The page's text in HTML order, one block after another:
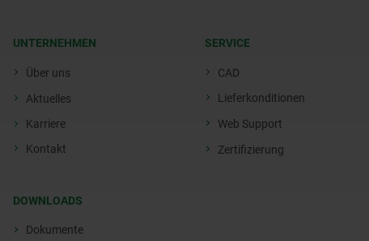
UNTERNEHMEN
Über uns
Aktuelles
Karriere
Kontakt
DOWNLOADS
Dokumente
SERVICE
CAD
Lieferkonditionen
Web Support
Zertifizierung